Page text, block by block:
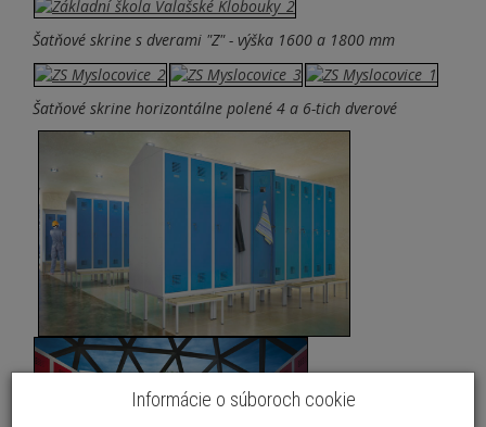
Šatňové skrine s dverami "Z" - výška 1600 a 1800 mm
Šatňové skrine horizontálne polené 4 a 6-tich dverové
Informácie o súboroch cookie